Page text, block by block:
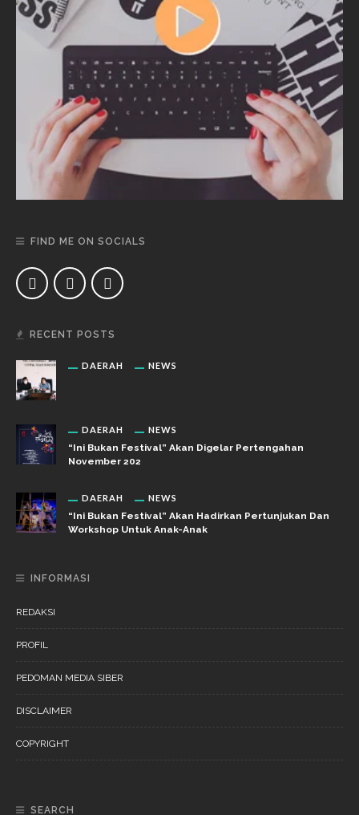
FIND ME ON SOCIALS
RECENT POSTS
DAERAH NEWS
DAERAH NEWS
“Ini Bukan Festival” Akan Digelar Pertengahan
November 202
DAERAH NEWS
“Ini Bukan Festival” Akan Hadirkan Pertunjukan Dan
Workshop Untuk Anak-Anak
INFORMASI
REDAKSI
PROFIL
PEDOMAN MEDIA SIBER
DISCLAIMER
COPYRIGHT
SEARCH